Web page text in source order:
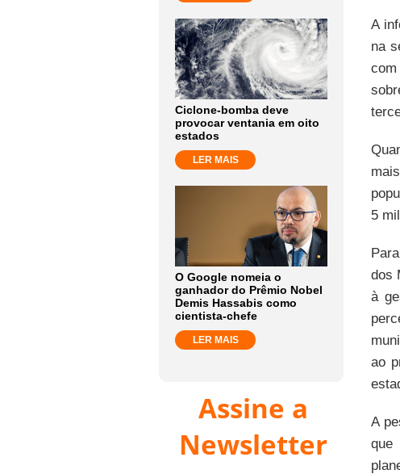
Ciclone-bomba deve
provocar ventania em oito
estados
LER MAIS
O Google nomeia o
ganhador do Prêmio Nobel
Demis Hassabis como
cientista-chefe
LER MAIS
Assine a
Newsletter
A
na
5
dos
à
ao
A
que